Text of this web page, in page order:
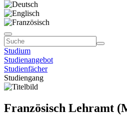
Studium
Studienangebot
Studienfächer
Studiengang
Französisch Lehramt